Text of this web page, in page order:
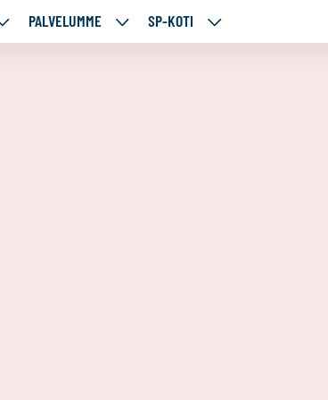
KOHTEEMME
PALVELUMME
PALVELUMME
SP-KOTI
SP-